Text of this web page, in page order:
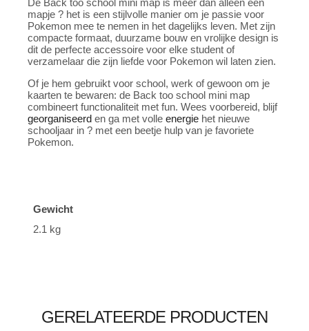
De Back too school mini map is meer dan alleen een
mapje ? het is een stijlvolle manier om je passie voor
Pokemon mee te nemen in het dagelijks leven. Met zijn
compacte formaat, duurzame bouw en vrolijke design is
dit de perfecte accessoire voor elke student of
verzamelaar die zijn liefde voor Pokemon wil laten zien.
Of je hem gebruikt voor school, werk of gewoon om je
kaarten te bewaren: de Back too school mini map
combineert functionaliteit met fun. Wees voorbereid, blijf
georganiseerd en ga met volle energie het nieuwe
schooljaar in ? met een beetje hulp van je favoriete
Pokemon.
Gewicht
2.1 kg
GERELATEERDE PRODUCTEN